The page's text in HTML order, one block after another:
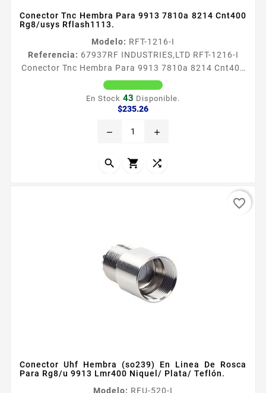
Conector Tnc Hembra Para 9913 7810a 8214 Cnt400
Rg8/usys Rflash1113.
Modelo: RFT-1216-I
Referencia: 67937RF INDUSTRIES,LTD RFT-1216-I
Conector Tnc Hembra Para 9913 7810a 8214 Cnt400
Rg8/usys Rflash1113. Tipo de Conector TNC Hembra
Especial para Cable 9913 7810A 8214 CNT400
RG8USYS RFLASH1113 Modo de Ensamble Anillo
Central Oro Aislante Dieleacutectrico Tefloacuten
En Stock 43 Disponible.
$235.26Precio
remove add
  
Conector Uhf Hembra (so239) En Linea De Rosca
Para Rg8/u 9913 Lmr400 Niquel/ Plata/ Teflón.
Modelo: RFU-520-I
favorite_border